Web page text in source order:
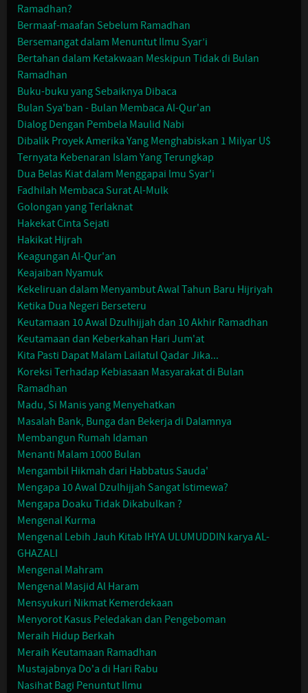
Ramadhan?
Bermaaf-maafan Sebelum Ramadhan
Bersemangat dalam Menuntut Ilmu Syar’i
Bertahan dalam Ketakwaan Meskipun Tidak di Bulan
Ramadhan
Buku-buku yang Sebaiknya Dibaca
Bulan Sya'ban - Bulan Membaca Al-Qur'an
Dialog Dengan Pembela Maulid Nabi
Dibalik Proyek Amerika Yang Menghabiskan 1 Milyar U$
Ternyata Kebenaran Islam Yang Terungkap
Dua Belas Kiat dalam Menggapai lmu Syar'i
Fadhilah Membaca Surat Al-Mulk
Golongan yang Terlaknat
Hakekat Cinta Sejati
Hakikat Hijrah
Keagungan Al-Qur'an
Keajaiban Nyamuk
Kekeliruan dalam Menyambut Awal Tahun Baru Hijriyah
Ketika Dua Negeri Berseteru
Keutamaan 10 Awal Dzulhijjah dan 10 Akhir Ramadhan
Keutamaan dan Keberkahan Hari Jum'at
Kita Pasti Dapat Malam Lailatul Qadar Jika...
Koreksi Terhadap Kebiasaan Masyarakat di Bulan
Ramadhan
Madu, Si Manis yang Menyehatkan
Masalah Bank, Bunga dan Bekerja di Dalamnya
Membangun Rumah Idaman
Menanti Malam 1000 Bulan
Mengambil Hikmah dari Habbatus Sauda'
Mengapa 10 Awal Dzulhijjah Sangat Istimewa?
Mengapa Doaku Tidak Dikabulkan ?
Mengenal Kurma
Mengenal Lebih Jauh Kitab IHYA ULUMUDDIN karya AL-
GHAZALI
Mengenal Mahram
Mengenal Masjid Al Haram
Mensyukuri Nikmat Kemerdekaan
Menyorot Kasus Peledakan dan Pengeboman
Meraih Hidup Berkah
Meraih Keutamaan Ramadhan
Mustajabnya Do'a di Hari Rabu
Nasihat Bagi Penuntut Ilmu